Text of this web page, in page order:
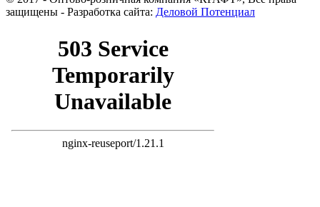
защищены - Разработка сайта: Деловой Потенциал